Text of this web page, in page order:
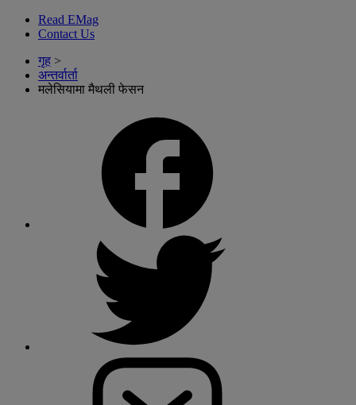
Read EMag
Contact Us
गृह >
अन्तर्वार्ता
मलेसियामा मैथली फेसन